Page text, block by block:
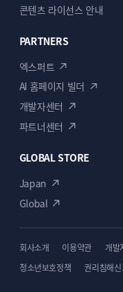
콘텐츠 라이선스 안내
PARTNERS
엑스퍼트
AI 홈페이지 빌더
개발자센터
파트너센터
GLOBAL STORE
Japan
Global
회사소개 이용약관 개발
청소년보호정책
권리침해